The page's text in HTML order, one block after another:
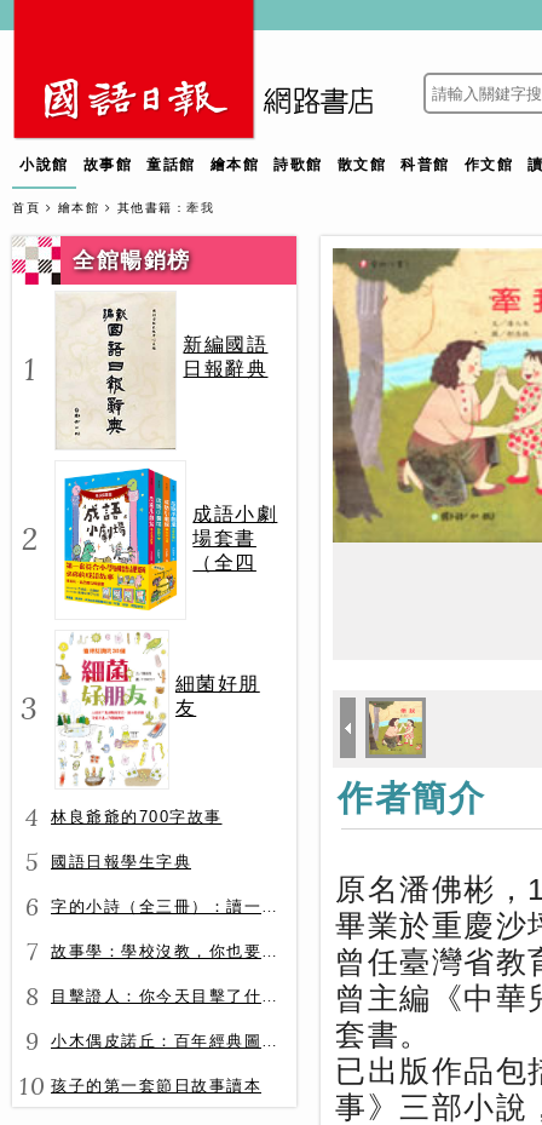
小說館 故事館 童話館 繪本館 詩歌館 散文館 科普館 作文館
首頁 繪本館 其他書籍 ：牽我
全館暢銷榜
1
新編國語
日報辭典
2
成語小劇
場套書
（全四
3
細菌好朋
友
4 林良爺爺的700字故事
5 國語日報學生字典
6 字的小詩（全三冊）：讀一首詩，交一個字朋友（字字小宇宙+字字看心情+字字有意思）
7 故事學：學校沒教，你也要會的表達力
8 目擊證人：你今天目擊了什麼？
9 小木偶皮諾丘：百年經典圖文全譯版
10 孩子的第一套節日故事讀本
作者簡介
原名潘佛彬，
畢業於重慶沙
曾任臺灣省教
曾主編《中華
套書。
已出版作品包
事》三部小說